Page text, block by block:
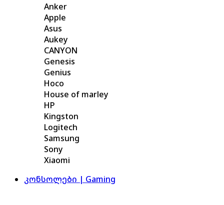
Anker
Apple
Asus
Aukey
CANYON
Genesis
Genius
Hoco
House of marley
HP
Kingston
Logitech
Samsung
Sony
Xiaomi
კონსოლები | Gaming